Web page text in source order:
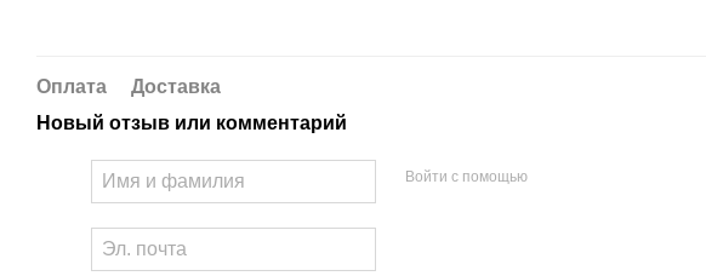
Оплата
Доставка
Новый отзыв или комментарий
Войти с помощью